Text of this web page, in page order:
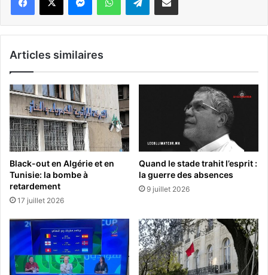
Articles similaires
Black-out en Algérie et en
Tunisie: la bombe à
retardement
17 juillet 2026
Quand le stade trahit l’esprit :
la guerre des absences
9 juillet 2026